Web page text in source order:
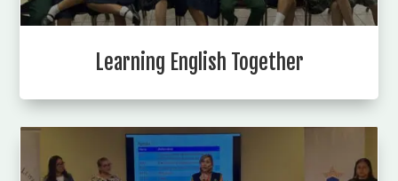
Learning English Together